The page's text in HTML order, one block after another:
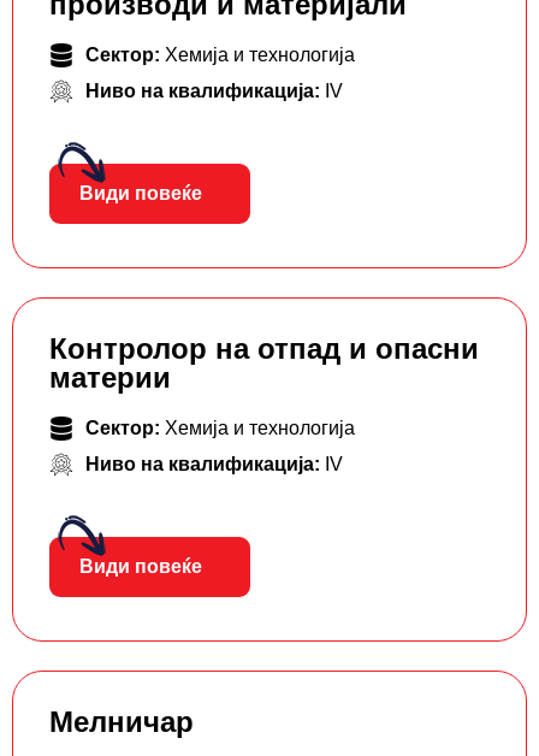
Сектор: Хемија и технологија
Ниво на квалификација: IV
Види повеќе
Контролор на отпад и опасни
материи
Сектор: Хемија и технологија
Ниво на квалификација: IV
Види повеќе
Мелничар